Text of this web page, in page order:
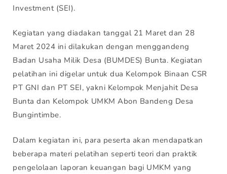
Investment (SEI).
Kegiatan yang diadakan tanggal 21 Maret dan 28
Maret 2024 ini dilakukan dengan menggandeng
Badan Usaha Milik Desa (BUMDES) Bunta. Kegiatan
pelatihan ini digelar untuk dua Kelompok Binaan CSR
PT GNI dan PT SEI, yakni Kelompok Menjahit Desa
Bunta dan Kelompok UMKM Abon Bandeng Desa
Bungintimbe.
Dalam kegiatan ini, para peserta akan mendapatkan
beberapa materi pelatihan seperti teori dan praktik
pengelolaan laporan keuangan bagi UMKM yang